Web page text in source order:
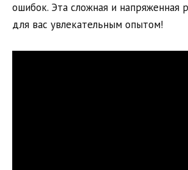
ошибок. Эта сложная и напряженная
для вас увлекательным опытом!